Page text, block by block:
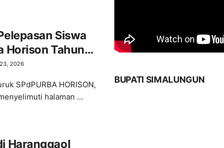
Siswa
Horison Tahun
2026
SPdPURBA HORISON,
halaman ...
Haranggaol
BUPATI SIMALUNGUN